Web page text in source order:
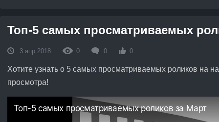
Топ-5 самых просматриваемых
3 апр 2018 0 0 0
Хотите узнать о 5 самых просматриваемых роликов на
просмотра!